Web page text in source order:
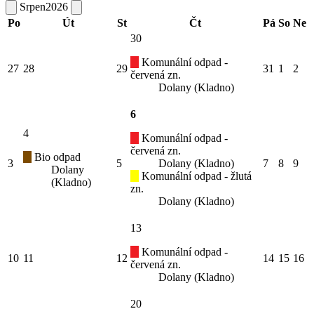
Srpen2026
Po
Út St Čt Pá So Ne
27 28 29
30
Komunální odpad -
červená zn.
Dolany (Kladno)
31 1 2
3
4
Bio odpad
Dolany
(Kladno)
5
6
Komunální odpad -
červená zn.
Dolany (Kladno)
Komunální odpad - žlutá
zn.
Dolany (Kladno)
7 8 9
10 11 12
13
Komunální odpad -
červená zn.
Dolany (Kladno)
14 15 16
20